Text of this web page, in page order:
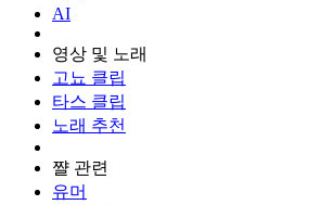
AI
영상 및 노래
고뇨 클립
타스 클립
노래 추천
쨜 관련
유머